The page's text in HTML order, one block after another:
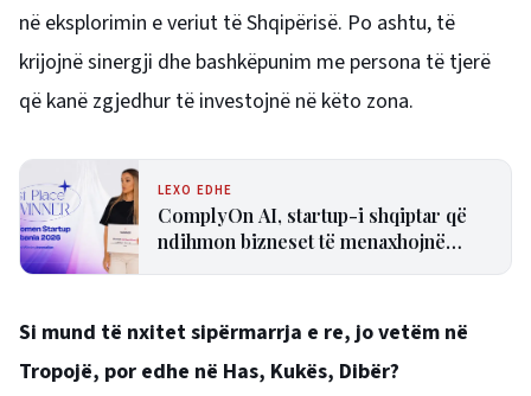
në eksplorimin e veriut të Shqipërisë. Po ashtu, të
krijojnë sinergji dhe bashkëpunim me persona të tjerë
që kanë zgjedhur të investojnë në këto zona.
LEXO EDHE
ComplyOn AI, startup-i shqiptar që
ndihmon bizneset të menaxhojnë
Si mund të nxitet sipërmarrja e re, jo vetëm në
Tropojë, por edhe në Has, Kukës, Dibër?